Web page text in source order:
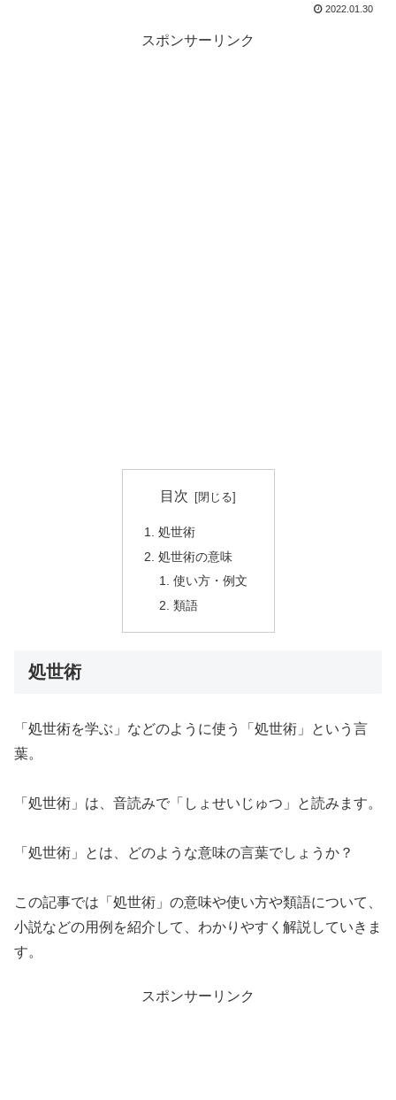
2022.01.30
スポンサーリンク
目次
処世術
処世術の意味
使い方・例文
類語
処世術
「処世術を学ぶ」などのように使う「処世術」という言
葉。
「処世術」は、音読みで「しょせいじゅつ」と読みます。
「処世術」とは、どのような意味の言葉でしょうか？
この記事では「処世術」の意味や使い方や類語について、
小説などの用例を紹介して、わかりやすく解説していきま
す。
スポンサーリンク